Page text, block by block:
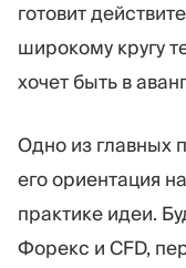
готовит
широкому кругу
хочет быть в
Одно из главных
его ориентация
практике идеи.
Форекс и CFD,